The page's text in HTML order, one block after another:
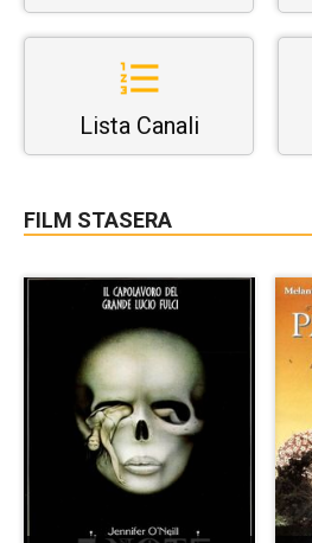
Lista Canali
FILM STASERA